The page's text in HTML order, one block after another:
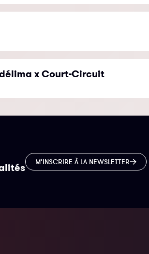
x Court-Circuit
M’INSCRIRE À LA NEWSLETTER